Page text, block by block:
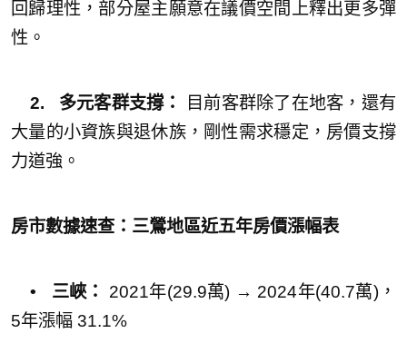
回歸理性，部分屋主願意在議價空間上釋出更多彈
性。
2. 多元客群支撐：
目前客群除了在地客，還有
大量的小資族與退休族，剛性需求穩定，房價支撐
力道強。
房市數據速查：三鶯地區近五年房價漲幅表
• 三峽： 2021年(29.9萬) → 2024年(40.7萬)，
5年漲幅 31.1%